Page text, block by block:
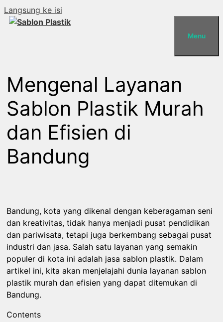
Langsung ke isi
Menu
Mengenal Layanan
Sablon Plastik Murah
dan Efisien di
Bandung
Bandung, kota yang dikenal dengan keberagaman seni
dan kreativitas, tidak hanya menjadi pusat pendidikan
dan pariwisata, tetapi juga berkembang sebagai pusat
industri dan jasa. Salah satu layanan yang semakin
populer di kota ini adalah jasa sablon plastik. Dalam
artikel ini, kita akan menjelajahi dunia layanan sablon
plastik murah dan efisien yang dapat ditemukan di
Bandung.
Contents